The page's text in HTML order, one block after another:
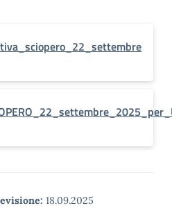
18.09.2025